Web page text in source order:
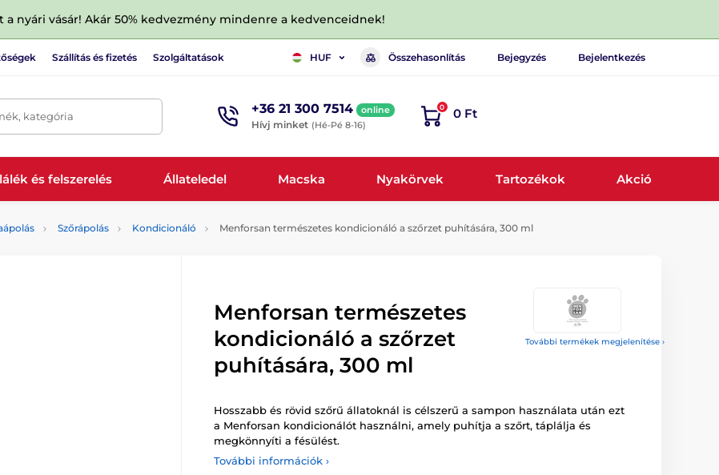
a nyári vásár! Akár 50% kedvezmény mindenre a kedvenceidnek!
Szállítás és fizetés Szolgáltatások HUF Összehasonlítás Bejegyzés Bejelentkezés
kategória +36 21 300 7514 online
Hívj minket (Hé-Pé 8-16)
0 0 Ft
és felszerelés Állateledel Macska Nyakörvek Tartozékok Akció
Szőrápolás Kondicionáló Menforsan természetes kondicionáló a szőrzet puhítására, 300 ml
További termékek megjelenítése ›
Menforsan természetes
kondicionáló a szőrzet
puhítására, 300 ml
Hosszabb és rövid szőrű állatoknál is célszerű a sampon használata után ezt
a Menforsan kondicionálót használni, amely puhítja a szőrt, táplálja és
megkönnyíti a fésülést.
További információk ›